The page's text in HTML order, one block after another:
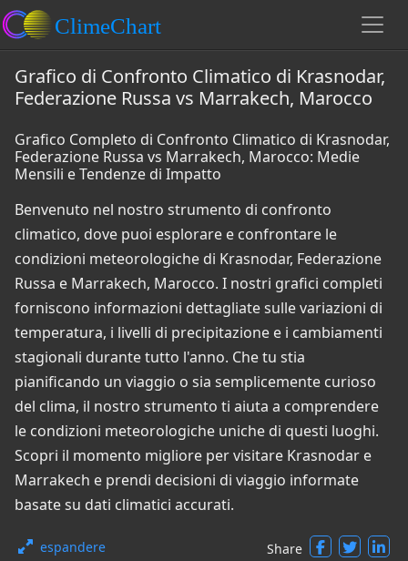
Grafico di Confronto Climatico di Krasnodar,
Federazione Russa vs Marrakech, Marocco
Grafico Completo di Confronto Climatico di Krasnodar,
Federazione Russa vs Marrakech, Marocco: Medie
Mensili e Tendenze di Impatto
Benvenuto nel nostro strumento di confronto
climatico, dove puoi esplorare e confrontare le
condizioni meteorologiche di Krasnodar, Federazione
Russa e Marrakech, Marocco. I nostri grafici completi
forniscono informazioni dettagliate sulle variazioni di
temperatura, i livelli di precipitazione e i cambiamenti
stagionali durante tutto l'anno. Che tu stia
pianificando un viaggio o sia semplicemente curioso
del clima, il nostro strumento ti aiuta a comprendere
le condizioni meteorologiche uniche di questi luoghi.
Scopri il momento migliore per visitare Krasnodar e
Marrakech e prendi decisioni di viaggio informate
basate su dati climatici accurati.
espandere Share